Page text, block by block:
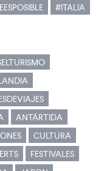
#ITALIA
ANTÁRTIDA
CULTURA
FESTIVALES